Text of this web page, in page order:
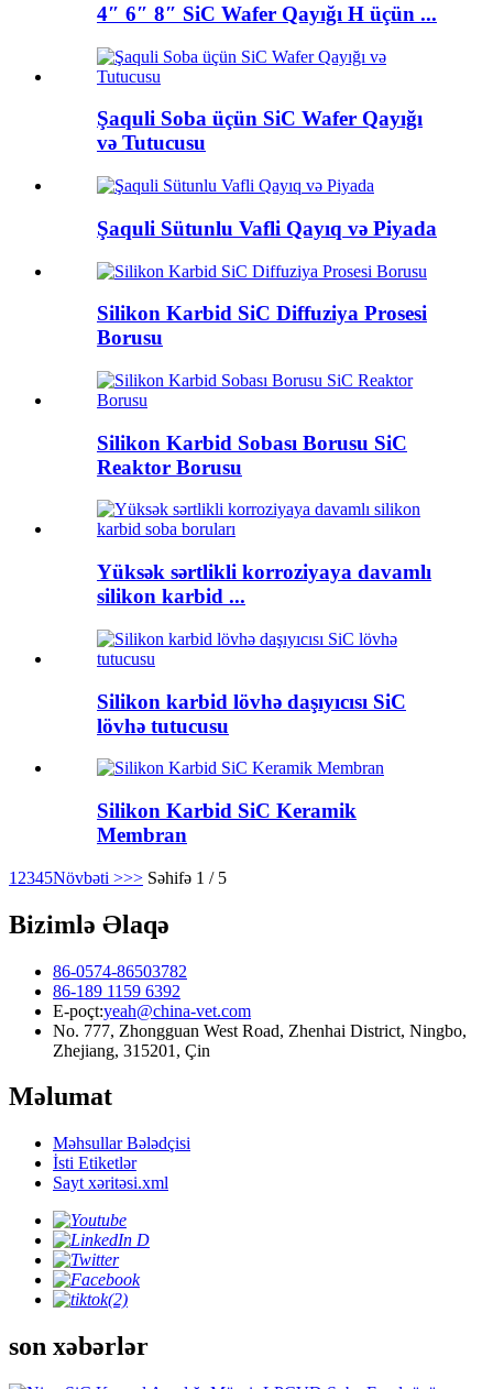
4″ 6″ 8″ SiC Wafer Qayığı H üçün ...
Şaquli Soba üçün SiC Wafer Qayığı
və Tutucusu
Şaquli Sütunlu Vafli Qayıq və Piyada
Silikon Karbid SiC Diffuziya Prosesi
Borusu
Silikon Karbid Sobası Borusu SiC
Reaktor Borusu
Yüksək sərtlikli korroziyaya davamlı
silikon karbid ...
Silikon karbid lövhə daşıyıcısı SiC
lövhə tutucusu
Silikon Karbid SiC Keramik
Membran
1 2345Növbəti >>> Səhifə 1 / 5
Bizimlə Əlaqə
86-0574-86503782
86-189 1159 6392
E-poçt:yeah@china-vet.com
No. 777, Zhongguan West Road, Zhenhai District, Ningbo,
Zhejiang, 315201, Çin
Məlumat
Məhsullar Bələdçisi
İsti Etiketlər
Sayt xəritəsi.xml
son xəbərlər